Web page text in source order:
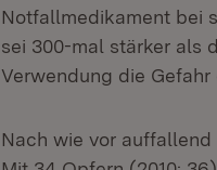
Notfallmedikament bei
sei 300-mal stärker als
Verwendung die Gefahr
Nach wie vor auffallend